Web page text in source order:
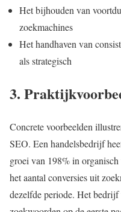
Het bijhouden van
zoekmachines
Het handhaven van
als strategisch
3.
Concrete voorbeelden
SEO. Een handelsbedrijf
groei van 198% in organisch
het aantal conversies uit
dezelfde periode. Het